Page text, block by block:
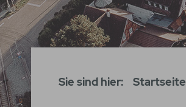
Sie sind hier: Startseite